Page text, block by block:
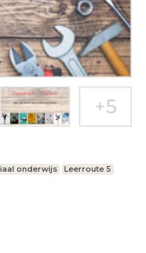
onderwijs Leerroute 5